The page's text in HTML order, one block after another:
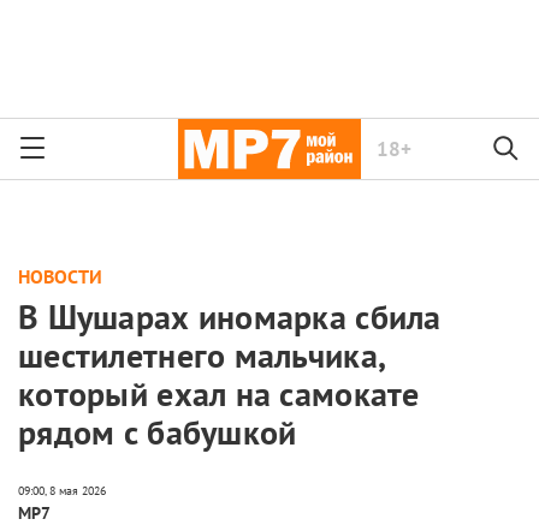
18+
НОВОСТИ
В Шушарах иномарка сбила
шестилетнего мальчика,
который ехал на самокате
рядом с бабушкой
МР7